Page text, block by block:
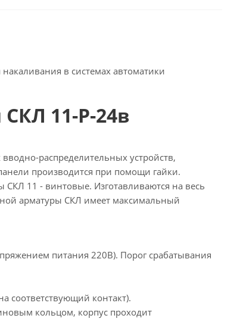
в системах автоматики
11-Р-24в
распределительных устройств,
производится при помощи гайки.
11 - винтовые. Изготавливаются на весь
арматуры СКЛ имеет максимальный
питания 220В). Порог срабатывания
соответствующий контакт).
кольцом, корпус проходит